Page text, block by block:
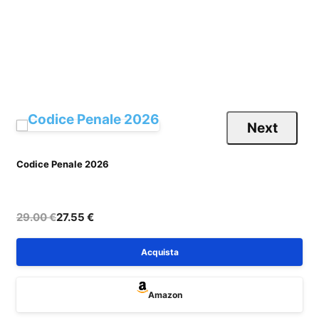
Codice Penale 2026
29.00 €27.55 €
Acquista
Amazon
Next